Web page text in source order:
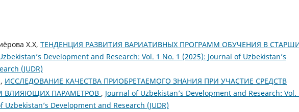
Х.Х, ТЕНДЕНЦИЯ РАЗВИТИЯ ВАРИАТИВНЫХ ПРОГРАММ ОБУЧЕНИЯ В
Development and Research: Vol. 1 No. 1 (2025): Journal of Uzbekistan’s
(JUDR)
ИССЛЕДОВАНИЕ КАЧЕСТВА ПРИОБРЕТАЕМОГО ЗНАНИЯ ПРИ УЧАСТИЕ СРЕДСТВ
ВЛИЯЮЩИХ ПАРАМЕТРОВ , Journal of Uzbekistan’s Development and Research: Vol.
Uzbekistan’s Development and Research (JUDR)